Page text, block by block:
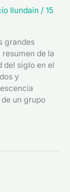
Ilundain / 15
grandes
de la
del siglo en el
y
un grupo